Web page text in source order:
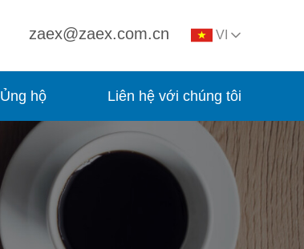
zaex@zaex.com.cn VI
Ủng hộ Liên hệ với chúng tôi